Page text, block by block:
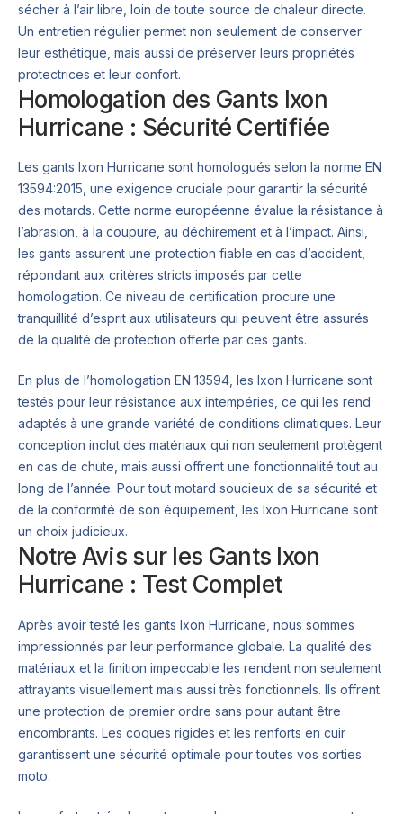
sécher à l’air libre, loin de toute source de chaleur directe.
Un entretien régulier permet non seulement de conserver
leur esthétique, mais aussi de préserver leurs propriétés
protectrices et leur confort.
Homologation des Gants Ixon
Hurricane : Sécurité Certifiée
Les gants Ixon Hurricane sont homologués selon la norme EN
13594:2015, une exigence cruciale pour garantir la sécurité
des motards. Cette norme européenne évalue la résistance à
l’abrasion, à la coupure, au déchirement et à l’impact. Ainsi,
les gants assurent une protection fiable en cas d’accident,
répondant aux critères stricts imposés par cette
homologation. Ce niveau de certification procure une
tranquillité d’esprit aux utilisateurs qui peuvent être assurés
de la qualité de protection offerte par ces gants.
En plus de l’homologation EN 13594, les Ixon Hurricane sont
testés pour leur résistance aux intempéries, ce qui les rend
adaptés à une grande variété de conditions climatiques. Leur
conception inclut des matériaux qui non seulement protègent
en cas de chute, mais aussi offrent une fonctionnalité tout au
long de l’année. Pour tout motard soucieux de sa sécurité et
de la conformité de son équipement, les Ixon Hurricane sont
un choix judicieux.
Notre Avis sur les Gants Ixon
Hurricane : Test Complet
Après avoir testé les gants Ixon Hurricane, nous sommes
impressionnés par leur performance globale. La qualité des
matériaux et la finition impeccable les rendent non seulement
attrayants visuellement mais aussi très fonctionnels. Ils offrent
une protection de premier ordre sans pour autant être
encombrants. Les coques rigides et les renforts en cuir
garantissent une sécurité optimale pour toutes vos sorties
moto.